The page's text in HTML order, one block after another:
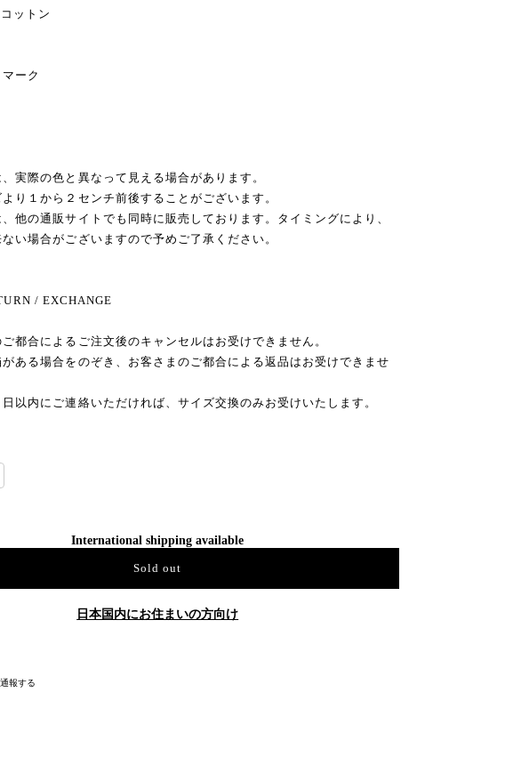
ットン
ーク
実際の色と異なって見える場合があります。
り１から２センチ前後することがございます。
他の通販サイトでも同時に販売しております。タイミングにより、
い場合がございますので予めご了承ください。
/ EXCHANGE
都合によるご注文後のキャンセルはお受けできません。
ある場合をのぞき、お客さまのご都合による返品はお受けできませ
以内にご連絡いただければ、サイズ交換のみお受けいたします。
International shipping available
Sold out
日本国内にお住まいの方向け
通報する